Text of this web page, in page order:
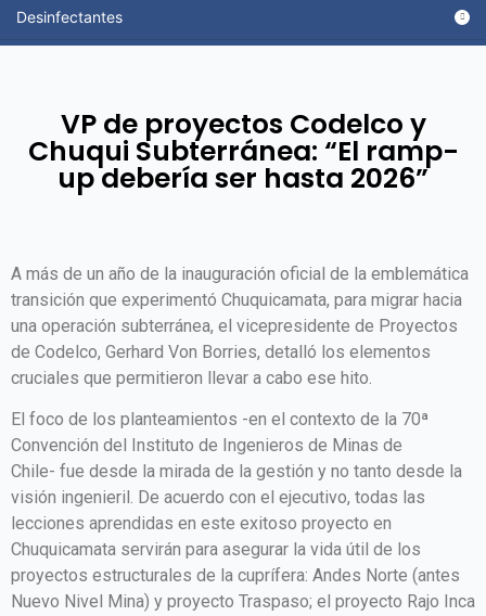
Desinfectantes
VP de proyectos Codelco y
Chuqui Subterránea: “El ramp-
up debería ser hasta 2026”
A más de un año de la inauguración oficial de la emblemática
transición que experimentó Chuquicamata, para migrar hacia
una operación subterránea, el vicepresidente de Proyectos
de Codelco, Gerhard Von Borries, detalló los elementos
cruciales que permitieron llevar a cabo ese hito.
El foco de los planteamientos -en el contexto de la 70ª
Convención del Instituto de Ingenieros de Minas de
Chile- fue desde la mirada de la gestión y no tanto desde la
visión ingenieril. De acuerdo con el ejecutivo, todas las
lecciones aprendidas en este exitoso proyecto en
Chuquicamata servirán para asegurar la vida útil de los
proyectos estructurales de la cuprífera: Andes Norte (antes
Nuevo Nivel Mina) y proyecto Traspaso; el proyecto Rajo Inca